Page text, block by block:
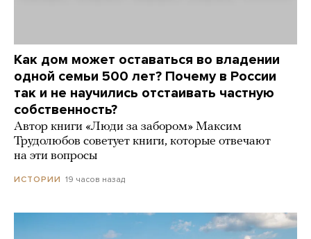
Как дом может оставаться во владении
одной семьи 500 лет? Почему в России
так и не научились отстаивать частную
собственность?
Автор книги «Люди за забором» Максим
Трудолюбов советует книги, которые отвечают
на эти вопросы
ИСТОРИИ 19 часов назад